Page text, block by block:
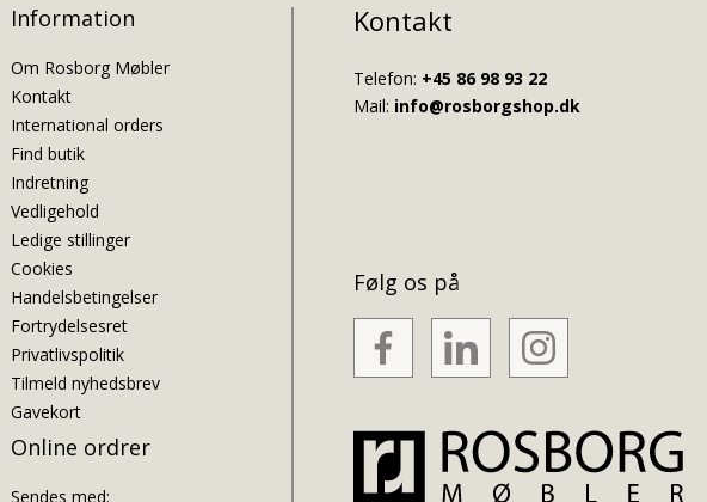
Information
Om Rosborg Møbler
Kontakt
International orders
Find butik
Indretning
Vedligehold
Ledige stillinger
Cookies
Handelsbetingelser
Fortrydelsesret
Privatlivspolitik
Tilmeld nyhedsbrev
Gavekort
Online ordrer
Sendes med:
Kontakt
Telefon: +45 86 98 93 22
Mail: info@rosborgshop.dk
Følg os på